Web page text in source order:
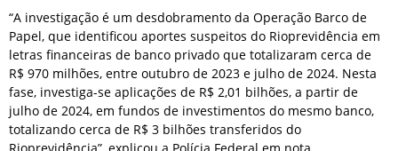
“A investigação é um desdobramento da Operação Barco de
Papel, que identificou aportes suspeitos do Rioprevidência em
letras financeiras de banco privado que totalizaram cerca de
R$ 970 milhões, entre outubro de 2023 e julho de 2024. Nesta
fase, investiga-se aplicações de R$ 2,01 bilhões, a partir de
julho de 2024, em fundos de investimentos do mesmo banco,
totalizando cerca de R$ 3 bilhões transferidos do